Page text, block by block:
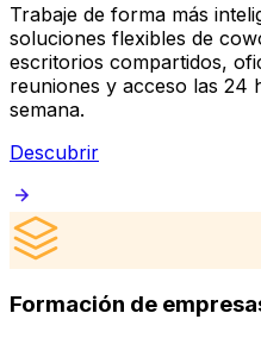
Trabaje de forma más
soluciones flexibles de
escritorios compartidos,
reuniones y acceso las 24
semana.
Descubrir
Formación de